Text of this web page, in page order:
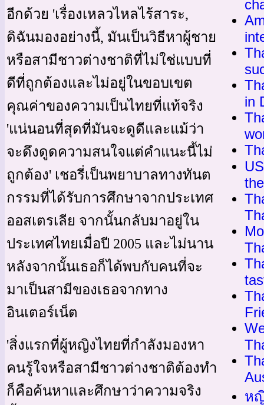
อีกด้วย 'เรื่องเหลวไหลไร้สาระ,
ดิฉันมองอย่างนี้, มันเป็นวิธีหาผู้ชาย
หรือสามีชาวต่างชาติที่ไม่ใช่แบบที่
ดีที่ถูกต้องและไม่อยู่ในขอบเขต
คุณค่าของความเป็นไทยที่แท้จริง
'แน่นอนที่สุดที่มันจะดูดีและแม้ว่า
จะดึงดูดความสนใจแต่คำแนะนี้ไม่
ถูกต้อง' เชอรี่เป็นพยาบาลทางทันต
กรรมที่ได้รับการศึกษาจากประเทศ
ออสเตรเลีย จากนั้นกลับมาอยู่ใน
ประเทศไทยเมื่อปี 2005 และไม่นาน
หลังจากนั้นเธอก็ได้พบกับคนที่จะ
มาเป็นสามีของเธอจากทาง
อินเตอร์เน็ต
'สิ่งแรกที่ผู้หญิงไทยที่กำลังมองหา
คนรู้ใจหรือสามีชาวต่างชาติต้องทำ
ก็คือค้นหาและศึกษาว่าความจริง
in
ห